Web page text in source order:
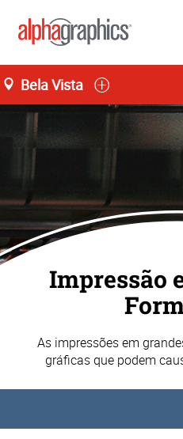
Bela Vista
Impressão
As impressões em
gráficas que podem